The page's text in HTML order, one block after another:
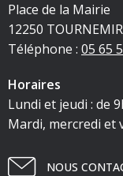
Place de la Mairie
12250
Téléphone : 05 65
Horaires
Lundi et jeudi : de
Mardi, mercredi et
NOUS